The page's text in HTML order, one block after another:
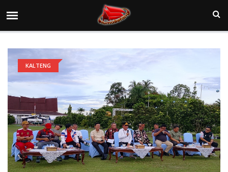
KALTENG